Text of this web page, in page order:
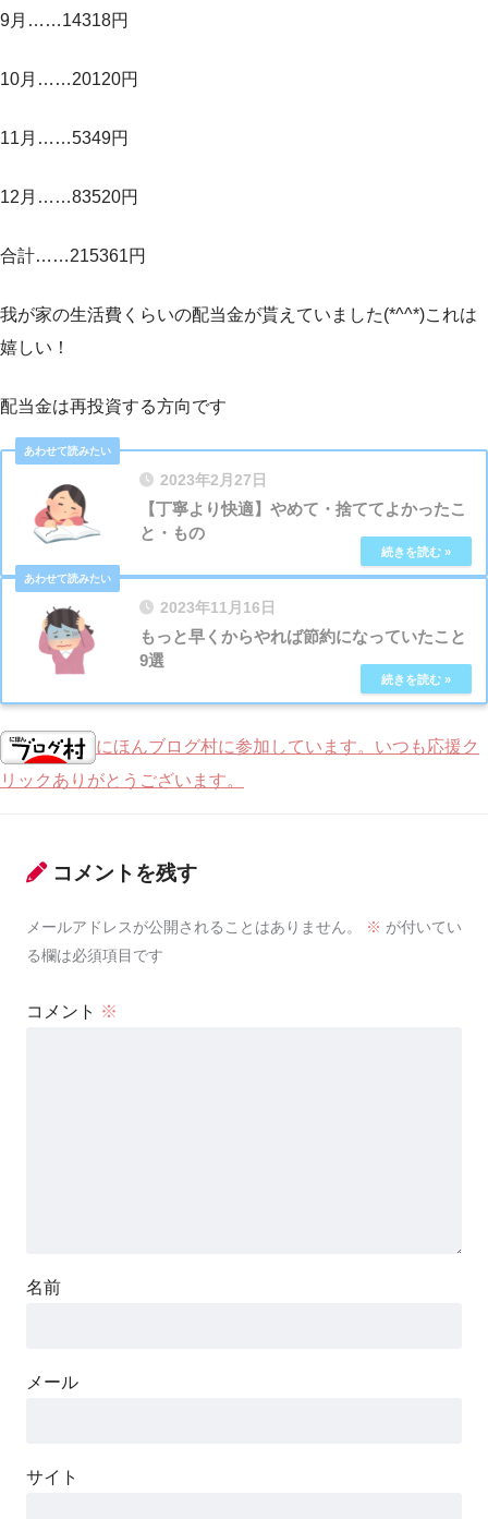
9月……14318円
10月……20120円
11月……5349円
12月……83520円
合計……215361円
我が家の生活費くらいの配当金が貰えていました(*^^*)これは
嬉しい！
配当金は再投資する方向です
2023年2月27日
【丁寧より快適】やめて・捨ててよかったこ
と・もの
2023年11月16日
もっと早くからやれば節約になっていたこと
9選
にほんブログ村に参加しています。いつも応援ク
リックありがとうございます。
コメントを残す
メールアドレスが公開されることはありません。 ※ が付いてい
る欄は必須項目です
コメント ※
名前
メール
サイト